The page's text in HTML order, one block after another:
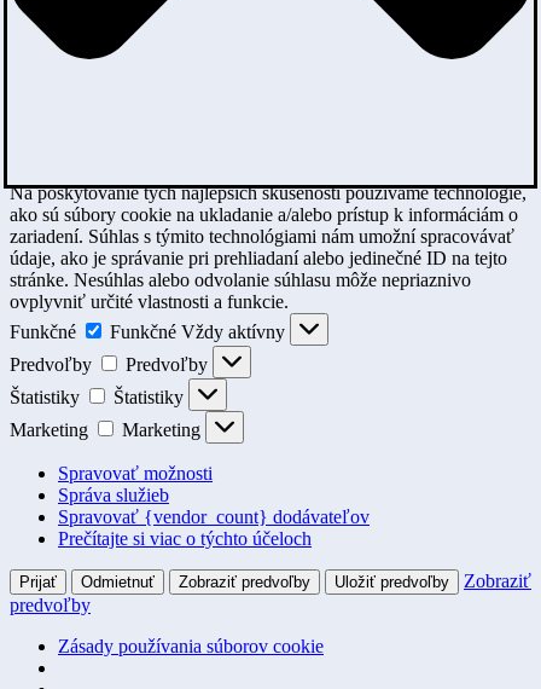
Na poskytovanie tých najlepších skúseností používame technológie,
ako sú súbory cookie na ukladanie a/alebo prístup k informáciám o
zariadení. Súhlas s týmito technológiami nám umožní spracovávať
údaje, ako je správanie pri prehliadaní alebo jedinečné ID na tejto
stránke. Nesúhlas alebo odvolanie súhlasu môže nepriaznivo
ovplyvniť určité vlastnosti a funkcie.
Funkčné
Funkčné Vždy aktívny
Predvoľby
Predvoľby
Štatistiky
Štatistiky
Marketing
Marketing
Spravovať možnosti
Správa služieb
Spravovať {vendor_count} dodávateľov
Prečítajte si viac o týchto účeloch
Prijať Odmietnuť Zobraziť predvoľby Uložiť predvoľby
Zobraziť
predvoľby
Zásady používania súborov cookie